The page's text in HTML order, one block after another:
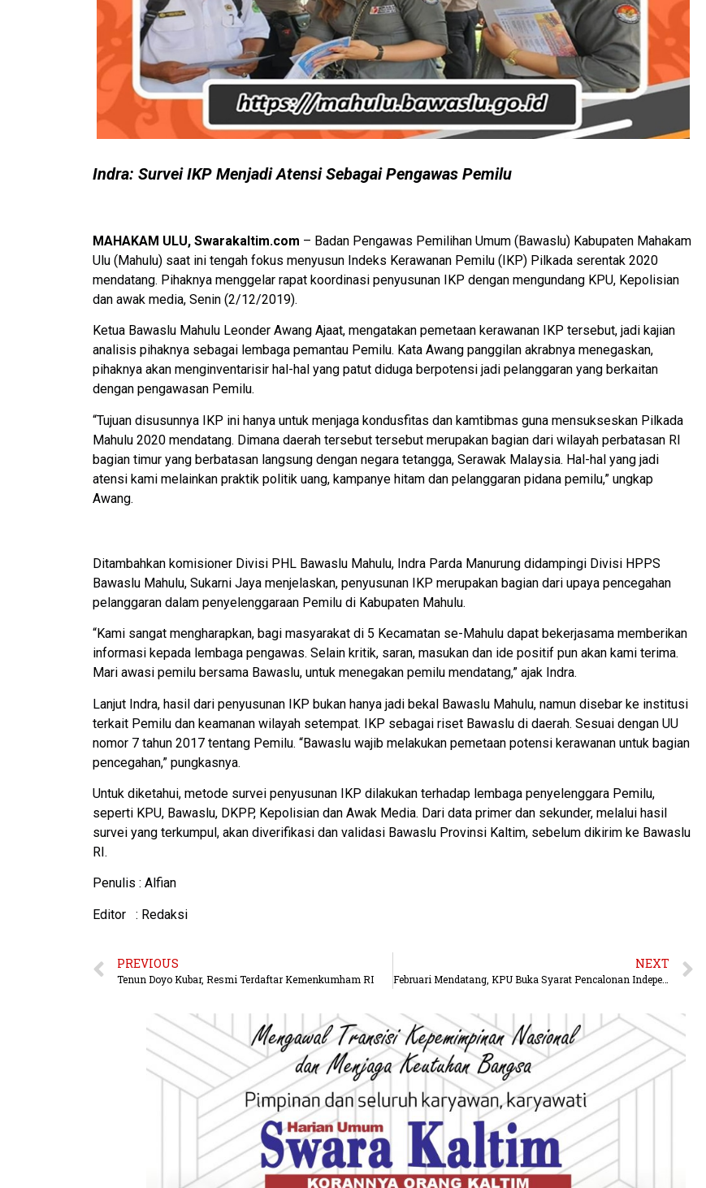
Indra: Survei IKP Menjadi Atensi Sebagai Pengawas Pemilu
MAHAKAM ULU, Swarakaltim.com – Badan Pengawas Pemilihan Umum (Bawaslu) Kabupaten Mahakam
Ulu (Mahulu) saat ini tengah fokus menyusun Indeks Kerawanan Pemilu (IKP) Pilkada serentak 2020
mendatang. Pihaknya menggelar rapat koordinasi penyusunan IKP dengan mengundang KPU, Kepolisian
dan awak media, Senin (2/12/2019).
Ketua Bawaslu Mahulu Leonder Awang Ajaat, mengatakan pemetaan kerawanan IKP tersebut, jadi kajian
analisis pihaknya sebagai lembaga pemantau Pemilu. Kata Awang panggilan akrabnya menegaskan,
pihaknya akan menginventarisir hal-hal yang patut diduga berpotensi jadi pelanggaran yang berkaitan
dengan pengawasan Pemilu.
“Tujuan disusunnya IKP ini hanya untuk menjaga kondusfitas dan kamtibmas guna mensukseskan Pilkada
Mahulu 2020 mendatang. Dimana daerah tersebut tersebut merupakan bagian dari wilayah perbatasan RI
bagian timur yang berbatasan langsung dengan negara tetangga, Serawak Malaysia. Hal-hal yang jadi
atensi kami melainkan praktik politik uang, kampanye hitam dan pelanggaran pidana pemilu,” ungkap
Awang.
Ditambahkan komisioner Divisi PHL Bawaslu Mahulu, Indra Parda Manurung didampingi Divisi HPPS
Bawaslu Mahulu, Sukarni Jaya menjelaskan, penyusunan IKP merupakan bagian dari upaya pencegahan
pelanggaran dalam penyelenggaraan Pemilu di Kabupaten Mahulu.
“Kami sangat mengharapkan, bagi masyarakat di 5 Kecamatan se-Mahulu dapat bekerjasama memberikan
informasi kepada lembaga pengawas. Selain kritik, saran, masukan dan ide positif pun akan kami terima.
Mari awasi pemilu bersama Bawaslu, untuk menegakan pemilu mendatang,” ajak Indra.
Lanjut Indra, hasil dari penyusunan IKP bukan hanya jadi bekal Bawaslu Mahulu, namun disebar ke institusi
terkait Pemilu dan keamanan wilayah setempat. IKP sebagai riset Bawaslu di daerah. Sesuai dengan UU
nomor 7 tahun 2017 tentang Pemilu. “Bawaslu wajib melakukan pemetaan potensi kerawanan untuk bagian
pencegahan,” pungkasnya.
Untuk diketahui, metode survei penyusunan IKP dilakukan terhadap lembaga penyelenggara Pemilu,
seperti KPU, Bawaslu, DKPP, Kepolisian dan Awak Media. Dari data primer dan sekunder, melalui hasil
survei yang terkumpul, akan diverifikasi dan validasi Bawaslu Provinsi Kaltim, sebelum dikirim ke Bawaslu
RI.
Penulis : Alfian
Editor : Redaksi
PREVIOUS
Tenun Doyo Kubar, Resmi Terdaftar Kemenkumham RI
NEXT
Februari Mendatang, KPU Buka Syarat Pencalonan Independen Pilkada Kubar